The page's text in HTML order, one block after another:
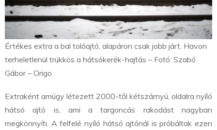
Értékes extra a bal tolóajtó, alapáron csak jobb járt. Havon
terheletlenül trükkös a hátsókerék-hajtás – Fotó: Szabó
Gábor – Origo
Extraként amúgy létezett 2000-től kétszárnyú, oldalra nyíló
hátsó ajtó is, ami a targoncás rakodást nagyban
megkönnyíti. A felfelé nyíló hátsó ajtónál is próbáltak ezen